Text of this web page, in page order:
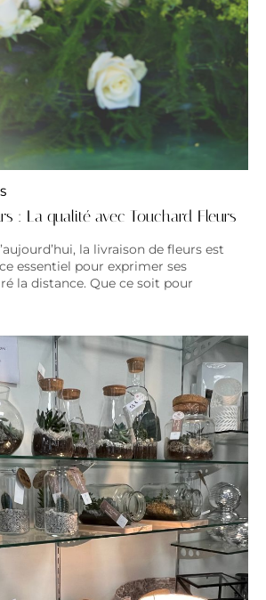
: La qualité avec Touchard Fleurs
la livraison de fleurs est
essentiel pour exprimer ses
la distance. Que ce soit pour